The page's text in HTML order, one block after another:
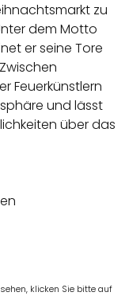
zu
dem Motto
er seine Tore
Feuerkünstlern
und lässt
über das
klicken Sie bitte auf